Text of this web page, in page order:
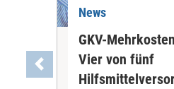
News
GKV-
Vier von fünf